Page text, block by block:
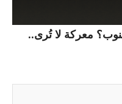
معركة لا تُرى..